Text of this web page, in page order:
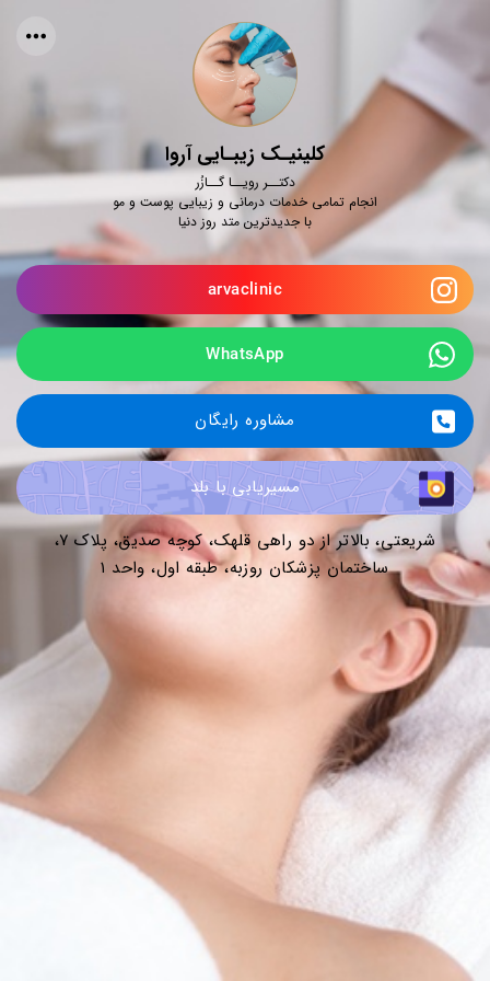
کلینیـک زیبـایی آروا
دکتــر رویــا گــازُر
انجام تمامی خدمات درمانی و زیبایی پوست و مو
با جدیدترین متد روز دنیا
arvaclinic
WhatsApp
مشاوره رایگان
مسیریابی با بلد
شریعتی، بالاتر از دو راهی قلهک، کوچه صدیق، پلاک ۷،
ساختمان پزشکان روزبه، طبقه اول، واحد ۱